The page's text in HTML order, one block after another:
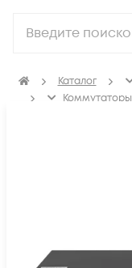
Каталог
Коммутаторы